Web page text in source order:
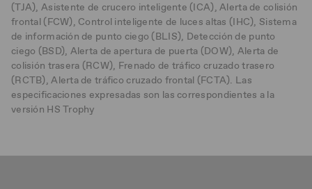
(TJA), Asistente de crucero inteligente (ICA), Alerta de colisión
frontal (FCW), Control inteligente de luces altas (IHC), Sistema
de información de punto ciego (BLIS), Detección de punto
ciego (BSD), Alerta de apertura de puerta (DOW), Alerta de
colisión trasera (RCW), Frenado de tráfico cruzado trasero
(RCTB), Alerta de tráfico cruzado frontal (FCTA). Las
especificaciones expresadas son las correspondientes a la
versión HS Trophy